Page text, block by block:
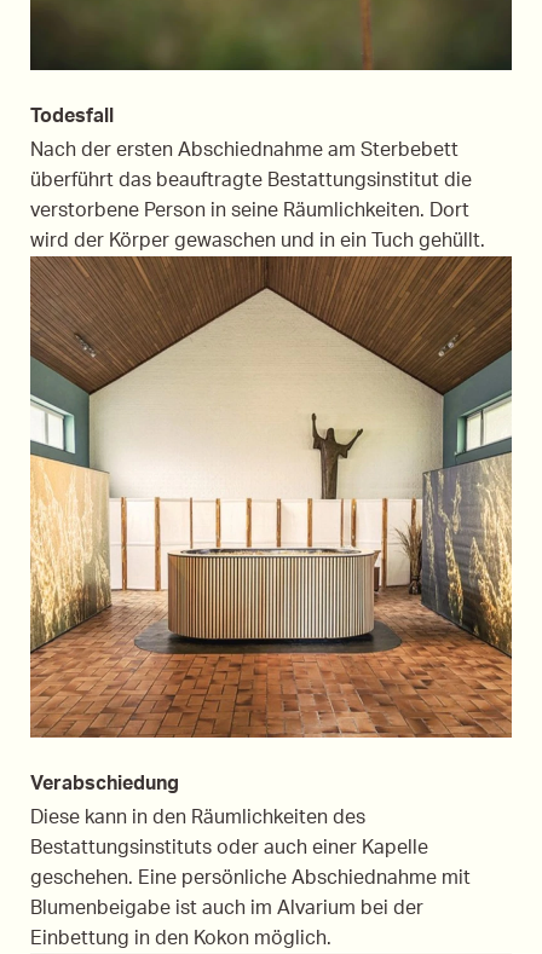
Todesfall
Nach der ersten Abschiednahme am Sterbebett
überführt das beauftragte Bestattungsinstitut die
verstorbene Person in seine Räumlichkeiten. Dort
wird der Körper gewaschen und in ein Tuch gehüllt.
Verabschiedung
Diese kann in den Räumlichkeiten des
Bestattungsinstituts oder auch einer Kapelle
geschehen. Eine persönliche Abschiednahme mit
Blumenbeigabe ist auch im Alvarium bei der
Einbettung in den Kokon möglich.